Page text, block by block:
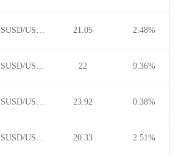
21.05 2.48%
22 9.36%
23.92 0.38%
20.33 2.51%